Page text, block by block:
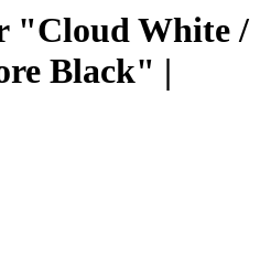
"Cloud White /
Black" |